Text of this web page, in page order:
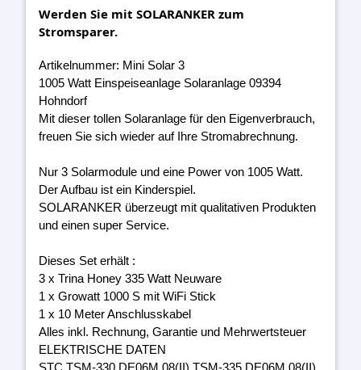
Werden Sie mit SOLARANKER zum
Stromsparer.
Artikelnummer: Mini Solar 3
1005 Watt Einspeiseanlage Solaranlage 09394
Hohndorf
Mit dieser tollen Solaranlage für den Eigenverbrauch,
freuen Sie sich wieder auf Ihre Stromabrechnung.
Nur 3 Solarmodule und eine Power von 1005 Watt.
Der Aufbau ist ein Kinderspiel.
SOLARANKER überzeugt mit qualitativen Produkten
und einen super Service.
Dieses Set erhält :
3 x Trina Honey 335 Watt Neuware
1 x Growatt 1000 S mit WiFi Stick
1 x 10 Meter Anschlusskabel
Alles inkl. Rechnung, Garantie und Mehrwertsteuer
ELEKTRISCHE DATEN
STC TSM-330 DE06M.08(II) TSM-335 DE06M.08(II)